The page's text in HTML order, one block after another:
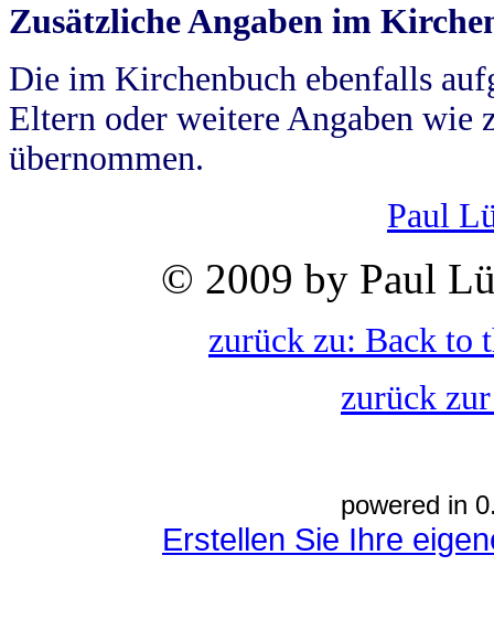
Zusätzliche Angaben im
Die im Kirchenbuch ebenfalls
Eltern oder weitere Angaben wie
übernommen.
Paul
© 2009 by Paul
zurück zu: Back to
zurück
powered in
Erstellen Sie Ihre